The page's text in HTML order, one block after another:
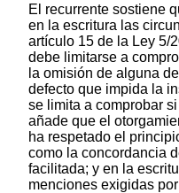
El recurrente sostiene
en la escritura las
artículo 15 de la Ley 5/
debe limitarse a
la omisión de alguna
defecto que impida la
se limita a comprobar
añade que el
ha respetado el
como la concordancia
facilitada; y en la
menciones exigidas